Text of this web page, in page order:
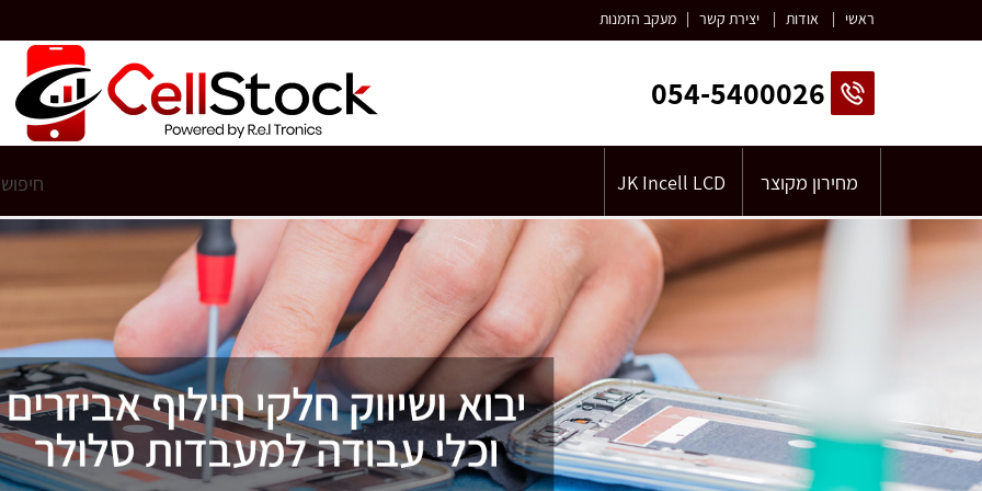
ראשי | אודות | יצירת קשר | מעקב הזמנות
054-5400026
מחירון מקוצר JK Incell LCD